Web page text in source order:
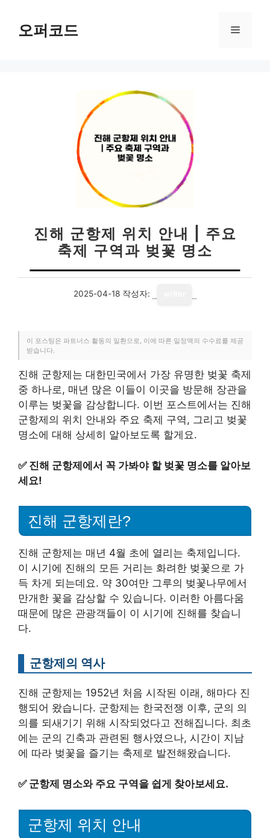
오퍼코드 메
진해 군항제 위치 안내 | 주요
축제 구역과 벚꽃 명소
2025-04-18 작성자:
이 포스팅은 파트너스 활동의 일환으로, 이에 따른 일정액의 수수료를 제공
받습니다.
진해 군항제는 대한민국에서 가장 유명한 벚꽃 축제
중 하나로, 매년 많은 이들이 이곳을 방문해 장관을
이루는 벚꽃을 감상합니다. 이번 포스트에서는 진해
군항제의 위치 안내와 주요 축제 구역, 그리고 벚꽃
명소에 대해 상세히 알아보도록 할게요.
✅ 진해 군항제에서 꼭 가봐야 할 벚꽃 명소를 알아보
세요!
진해 군항제란?
진해 군항제는 매년 4월 초에 열리는 축제입니다.
이 시기에 진해의 모든 거리는 화려한 벚꽃으로 가
득 차게 되는데요. 약 30여만 그루의 벚꽃나무에서
만개한 꽃을 감상할 수 있습니다. 이러한 아름다움
때문에 많은 관광객들이 이 시기에 진해를 찾습니
다.
군항제의 역사
진해 군항제는 1952년 처음 시작된 이래, 해마다 진
행되어 왔습니다. 군항제는 한국전쟁 이후, 군의 의
의를 되새기기 위해 시작되었다고 전해집니다. 최초
에는 군의 긴축과 관련된 행사였으나, 시간이 지남
에 따라 벚꽃을 즐기는 축제로 발전해왔습니다.
✅ 군항제 명소와 주요 구역을 쉽게 찾아보세요.
군항제 위치 안내